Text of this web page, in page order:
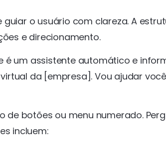
o usuário com clareza. A
e direcionamento.
é um assistente automático e
da [empresa]. Vou ajudar
de botões ou menu numerado.
incluem: